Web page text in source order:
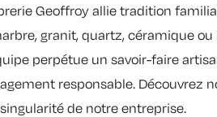
Geoffroy allie tradition
granit, quartz, céramique
perpétue un savoir-faire
responsable. Découvrez
de notre entreprise.